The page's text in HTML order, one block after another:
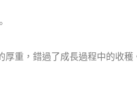
厚重，錯過了成長過程中的收穫